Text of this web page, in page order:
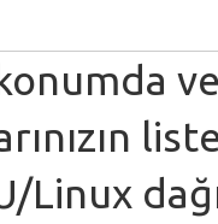
Linux